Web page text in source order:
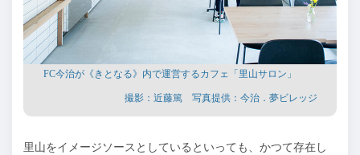
FC今治が《きとなる》内で運営するカフェ「里山サロン」
撮影：近藤篤 写真提供：今治．夢ビレッジ
里山をイメージソースとしているといっても、かつて存在し